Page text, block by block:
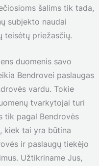
šalims tik tada,
subjekto naudai
teisėtų priežasčių.
duomenis savo
Bendrovei paslaugas
vardu. Tokie
tvarkytojai turi
tik pagal Bendrovės
kiek tai yra būtina
ir paslaugų tiekėjo
Užtikriname Jus,